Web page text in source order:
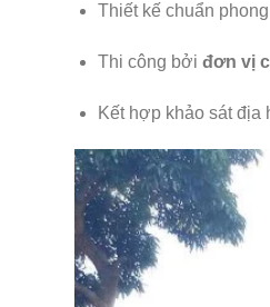
Thiết kế chuẩn
Thi công bởi đơn vị
Kết hợp khảo sát